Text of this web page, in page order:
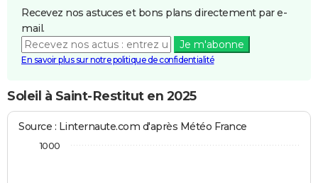
Recevez nos astuces et bons plans directement par e-
mail.
Je m'abonne
En savoir plus sur notre politique de confidentialité
Soleil à Saint-Restitut en 2025
Source : Linternaute.com d'après Météo France
1000